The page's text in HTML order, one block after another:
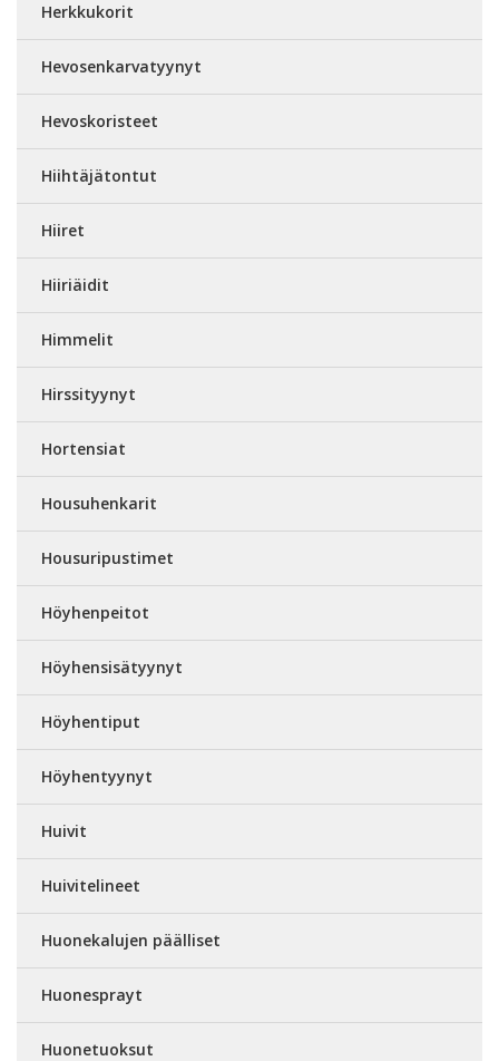
Herkkukorit
Hevosenkarvatyynyt
Hevoskoristeet
Hiihtäjätontut
Hiiret
Hiiriäidit
Himmelit
Hirssityynyt
Hortensiat
Housuhenkarit
Housuripustimet
Höyhenpeitot
Höyhensisätyynyt
Höyhentiput
Höyhentyynyt
Huivit
Huivitelineet
Huonekalujen päälliset
Huonesprayt
Huonetuoksut